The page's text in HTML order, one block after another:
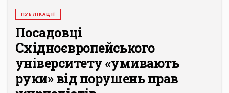
ПУБЛІКАЦІЇ
Посадовці
Східноєвропейського
університету «умивають
руки» від порушень прав